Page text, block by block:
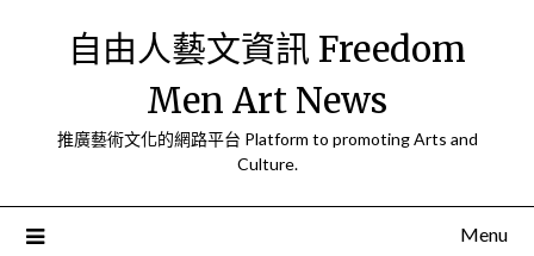
自由人藝文資訊 Freedom
Men Art News
推廣藝術文化的網路平台 Platform to promoting Arts and
Culture.
Menu